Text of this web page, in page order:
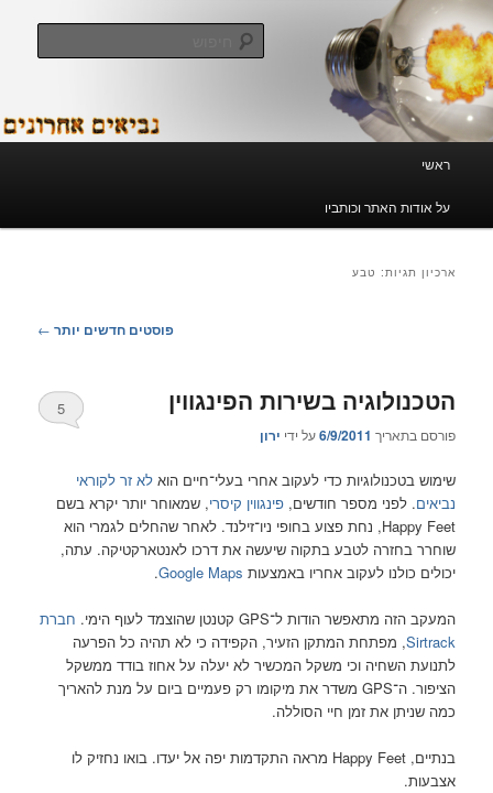
לדלג
לתוכן
לדלג
לתוכן
המשני
נביאים אחרונים
ראשי
על אודות האתר וכותביו
ארכיון תגיות: טבע
פוסטים חדשים יותר ←
הטכנולוגיה בשירות הפינגווין
פורסם בתאריך 6/9/2011על ידי ירון
5
שימוש בטכנולוגיות כדי לעקוב אחרי בעלי־חיים הואלא זר לקוראי
נביאים. לפני מספר חודשים,פינגווין קיסרי, שמאוחר יותר יקרא בשם
Happy Feet, נחת פצוע בחופי ניו־זילנד. לאחר שהחלים לגמרי הוא
שוחרר בחזרה לטבע בתקוה שיעשה את דרכו לאנטארקטיקה. עתה,
יכולים כולנו לעקוב אחריו באמצעות Google Maps
.
המעקב הזה מתאפשר הודות ל־GPS קטנטן שהוצמד לעוף הימי.
חברת
Sirtrack, מפתחת המתקן הזעיר, הקפידה כי לא תהיה כל הפרעה
לתנועת השחיה וכי משקל המכשיר לא יעלה על אחוז בודד ממשקל
הציפור. ה־GPS משדר את מיקומו רק פעמיים ביום על מנת להאריך
כמה שניתן את זמן חיי הסוללה.
בנתיים, Happy Feet מראה התקדמות יפה אל יעדו. בואו נחזיק לו
אצבעות.